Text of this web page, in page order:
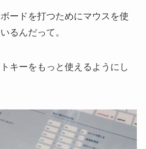
ードを打つためにマウスを使
るんだって。
キーをもっと使えるようにし